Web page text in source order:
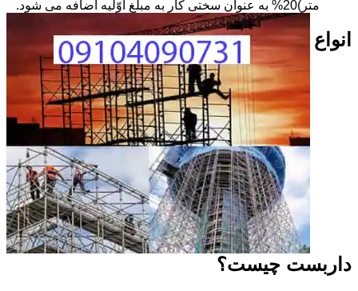
متر)20% به عنوان سختی کار به مبلغ اوّلیه اضافه می شود.
انواع
داربست چیست؟